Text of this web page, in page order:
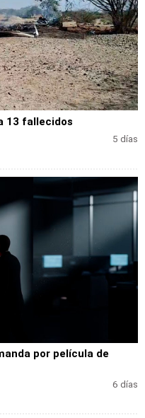
13 fallecidos
5 días
por película de
6 días